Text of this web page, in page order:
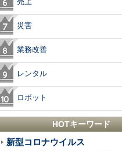
災害
業務改善
レンタル
ロボット
HOTキーワード
新型コロナウイルス